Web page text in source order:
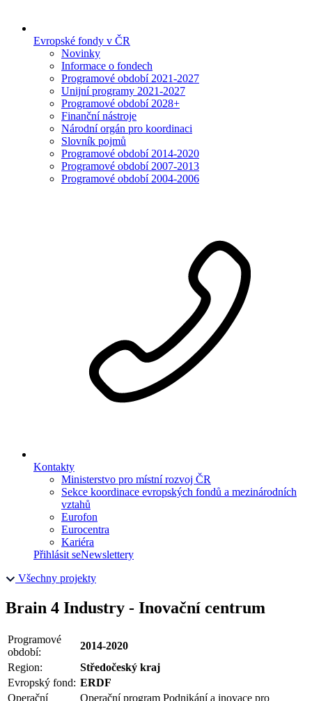
Evropské fondy v ČR
Novinky
Informace o fondech
Programové období 2021-2027
Unijní programy 2021-2027
Programové období 2028+
Finanční nástroje
Národní orgán pro koordinaci
Slovník pojmů
Programové období 2014-2020
Programové období 2007-2013
Programové období 2004-2006
Kontakty
Ministerstvo pro místní rozvoj ČR
Sekce koordinace evropských fondů a mezinárodních
vztahů
Eurofon
Eurocentra
Kariéra
Přihlásit seNewslettery
Všechny projekty
Brain 4 Industry - Inovační centrum
Programové
období:
2014-2020
Region:
Středočeský kraj
Evropský fond: ERDF
Operační
Operační program Podnikání a inovace pro